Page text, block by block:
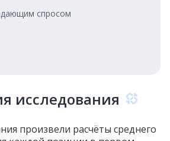
спросом
исследования
произвели расчёты среднего